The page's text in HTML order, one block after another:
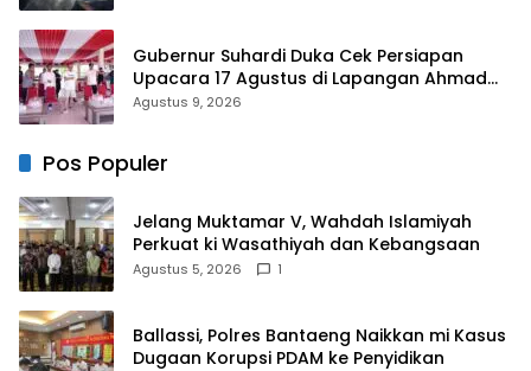
Gubernur Suhardi Duka Cek Persiapan
Upacara 17 Agustus di Lapangan Ahmad
Kirang, Capai 80 Persen
Agustus 9, 2026
Pos Populer
Jelang Muktamar V, Wahdah Islamiyah
Perkuat ki Wasathiyah dan Kebangsaan
Agustus 5, 2026 1
Ballassi, Polres Bantaeng Naikkan mi Kasus
Dugaan Korupsi PDAM ke Penyidikan